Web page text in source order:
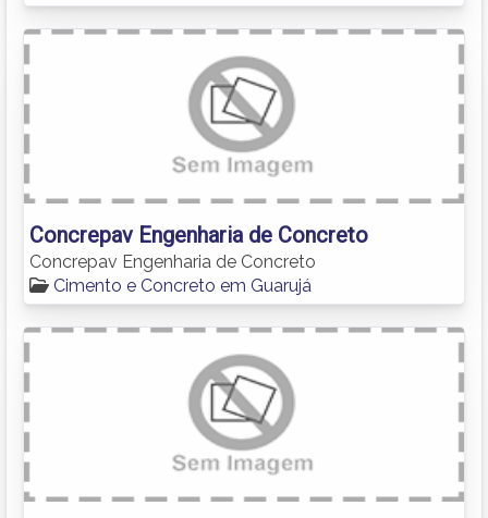
Concrepav Engenharia de Concreto
Concrepav Engenharia de Concreto
Cimento e Concreto em Guarujá